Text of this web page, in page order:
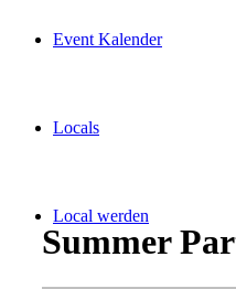
Event Kalender
Locals
Local werden
Summer